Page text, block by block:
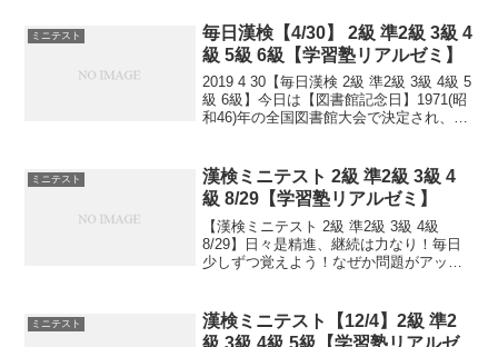
カ・マラリア・デー」として制定...
ミニテスト
毎日漢検【4/30】 2級 準2級 3級 4
級 5級 6級【学習塾リアルゼミ】
2019 4 30【毎日漢検 2級 準2級 3級 4級 5
級 6級】今日は【図書館記念日】1971(昭
和46)年の全国図書館大会で決定され、日
法」が公布...
ミニテスト
漢検ミニテスト 2級 準2級 3級 4
級 8/29【学習塾リアルゼミ】
【漢検ミニテスト 2級 準2級 3級 4級
8/29】日々是精進、継続は力なり！毎日
少しずつ覚えよう！なぜか問題がアップ
ミニテスト
漢検ミニテスト【12/4】2級 準2
級 3級 4級 5級【学習塾リアルゼ